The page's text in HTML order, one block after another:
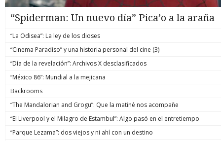
“Spiderman: Un nuevo día” Pica’o a la araña
“La Odisea”: La ley de los dioses
“Cinema Paradiso” y una historia personal del cine (3)
“Día de la revelación”: Archivos X desclasificados
“México 86”: Mundial a la mejicana
Backrooms
“The Mandalorian and Grogu”: Que la matiné nos acompañe
“El Liverpool y el Milagro de Estambul”: Algo pasó en el entretiempo
“Parque Lezama”: dos viejos y ni ahí con un destino